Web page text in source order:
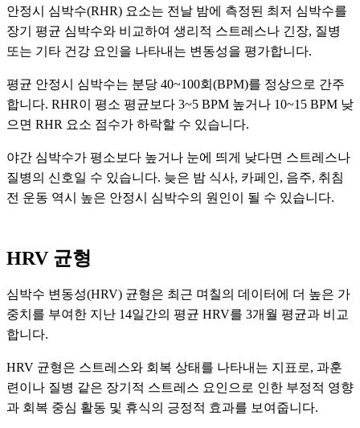
안정시 심박수(RHR) 요소는 전날 밤에 측정된 최저 심박수를
장기 평균 심박수와 비교하여 생리적 스트레스나 긴장, 질병
또는 기타 건강 요인을 나타내는 변동성을 평가합니다.
평균 안정시 심박수는 분당 40~100회(BPM)를 정상으로 간주
합니다. RHR이 평소 평균보다 3~5 BPM 높거나 10~15 BPM 낮
으면 RHR 요소 점수가 하락할 수 있습니다.
야간 심박수가 평소보다 높거나 눈에 띄게 낮다면 스트레스나
질병의 신호일 수 있습니다. 늦은 밤 식사, 카페인, 음주, 취침
전 운동 역시 높은 안정시 심박수의 원인이 될 수 있습니다.
HRV 균형
심박수 변동성(HRV) 균형은 최근 며칠의 데이터에 더 높은 가
중치를 부여한 지난 14일간의 평균 HRV를 3개월 평균과 비교
합니다.
HRV 균형은 스트레스와 회복 상태를 나타내는 지표로, 과훈
련이나 질병 같은 장기적 스트레스 요인으로 인한 부정적 영향
과 회복 중심 활동 및 휴식의 긍정적 효과를 보여줍니다.